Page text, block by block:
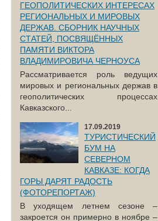
ГЕОПОЛИТИЧЕСКИХ ИНТЕРЕСАХ
РЕГИОНАЛЬНЫХ И МИРОВЫХ
ДЕРЖАВ. СБОРНИК НАУЧНЫХ
СТАТЕЙ, ПОСВЯЩЁННЫХ
ПАМЯТИ ВИКТОРА
ВЛАДИМИРОВИЧА ЧЕРНОУСА
Рассматривается роль ведущих
мировых и региональных держав в
геополитических процессах
Кавказского...
17.09.2019
ТУРИСТИЧЕСКИЙ
БУМ НА
СЕВЕРНОМ
КАВКАЗЕ: КОГДА
ГОРЫ ДАРЯТ РАДОСТЬ
(ФОТОРЕПОРТАЖ)
В уходящем летнем сезоне –
закроется он примерно в ноябре –